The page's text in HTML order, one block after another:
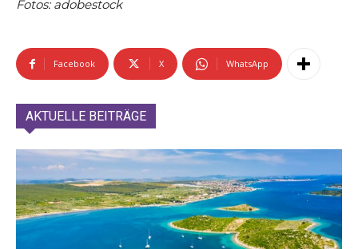
Fotos: adobestock
Facebook X WhatsApp
AKTUELLE BEITRÄGE